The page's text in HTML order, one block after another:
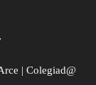
| Colegiad@